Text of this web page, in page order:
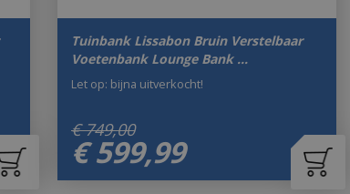
Tuinbank Lissabon Bruin Verstelbaar
Voetenbank Lounge Bank …
€ 749,00
€ 599,99
Let op: bijna uitverkocht!